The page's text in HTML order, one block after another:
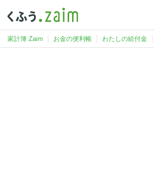
家計簿 Zaim お金の便利帳 わたしの給付金